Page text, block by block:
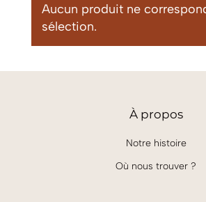
Aucun produit ne
sélection.
Àpropos
Notre histoire
Où nous trouver ?